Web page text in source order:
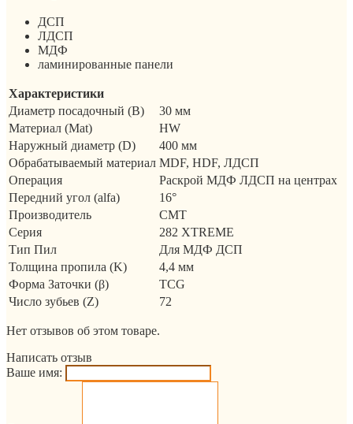
ДСП
ЛДСП
МДФ
ламинированные панели
Характеристики
Диаметр посадочный (B)
30 мм
Материал (Mat)
HW
Наружный диаметр (D)
400 мм
Обрабатываемый материал MDF, HDF, ЛДСП
Операция
Раскрой МДФ ЛДСП на центрах
Передний угол (alfa)
16°
Производитель
CMT
Серия
282 XTREME
Тип Пил
Для МДФ ДСП
Толщина пропила (K)
4,4 мм
Форма Заточки (β)
TCG
Число зубьев (Z)
72
Нет отзывов об этом товаре.
Написать отзыв
Ваше имя: